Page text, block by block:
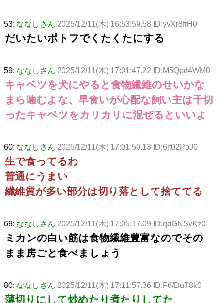
53: ななしさん 2025/12/11(木) 16:53:59.58 ID:yvXr8frH0
だいたいポトフでくたくたにする
59: ななしさん 2025/12/11(木) 17:01:47.22 ID:M5Qpd4WM0
キャベツを犬にやると食物繊維のせいかな
まら噛むよな、早食いが心配な飼い主は千切
ったキャベツをカリカリに混ぜるといいよ
60: ななしさん 2025/12/11(木) 17:01:50.13 ID:6jt02PbJ0
生で食ってるわ
普通にうまい
繊維質が多い部分は切り落として捨ててる
69: ななしさん 2025/12/11(木) 17:05:17.09 ID:qdGNSvKz0
ミカンの白い筋は食物繊維豊富なのでその
まま房ごと食べましょう
80: ななしさん 2025/12/11(木) 17:11:57.36 ID:F6/DuT8k0
薄切りにして炒めたり煮たりしてた